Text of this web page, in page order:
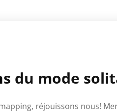
du mode
réjouissons nous!